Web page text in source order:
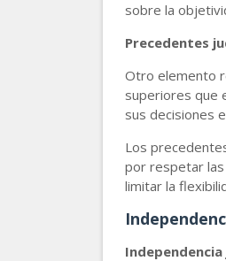
sobre la
Precedentes
Otro elemento
superiores que
sus decisiones
Los
por respetar las
limitar la